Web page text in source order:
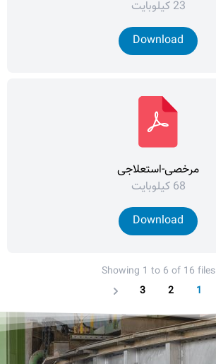
23 کیلوبایت
Download
مرخصی-استعلاجی
68 کیلوبایت
Download
Showing 1 to 6 of 16 files
1
2
3
Next